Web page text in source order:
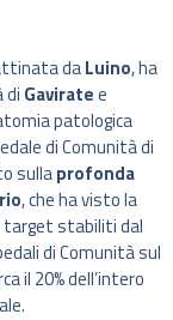
daLuino, ha
di Gaviratee
patologica
di Comunità di
sullaprofonda
, che ha visto la
target stabiliti dal
di Comunità sul
il 20% dell’intero